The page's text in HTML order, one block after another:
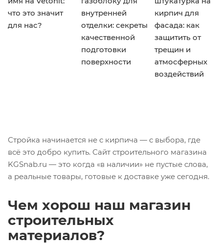
что это значит
для нас?
внутренней
отделки: секреты
качественной
подготовки
поверхности
кирпич для
фасада: как
защитить от
трещин и
атмосферных
воздействий
Стройка начинается не с кирпича — с выбора, где
всё это добро купить. Сайт строительного магазина
KGSnab.ru — это когда «в наличии» не пустые слова,
а реальные товары, готовые к доставке уже сегодня.
Чем хорош наш магазин
строительных
материалов?